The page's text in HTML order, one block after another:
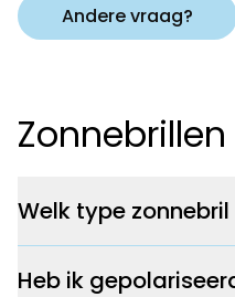
Andere vraag?
Welk type zonnebril
Heb ik